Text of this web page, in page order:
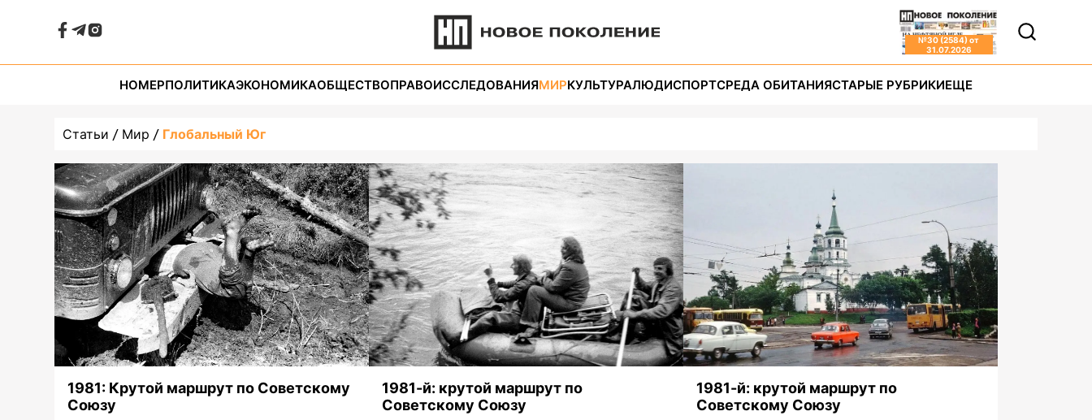
№30 (2584) от
31.07.2026
НОМЕРПОЛИТИКАЭКОНОМИКАОБЩЕСТВОПРАВОИССЛЕДОВАНИЯМИРКУЛЬТУРАЛЮДИСПОРТСРЕДА ОБИТАНИЯСТАРЫЕ РУБРИКИЕЩЕ
Статьи Мир Глобальный Юг
1981: Крутой маршрут по Советскому
Союзу
1981-й: крутой маршрут по
Советскому Союзу
1981-й: крутой маршрут по
Советскому Союзу